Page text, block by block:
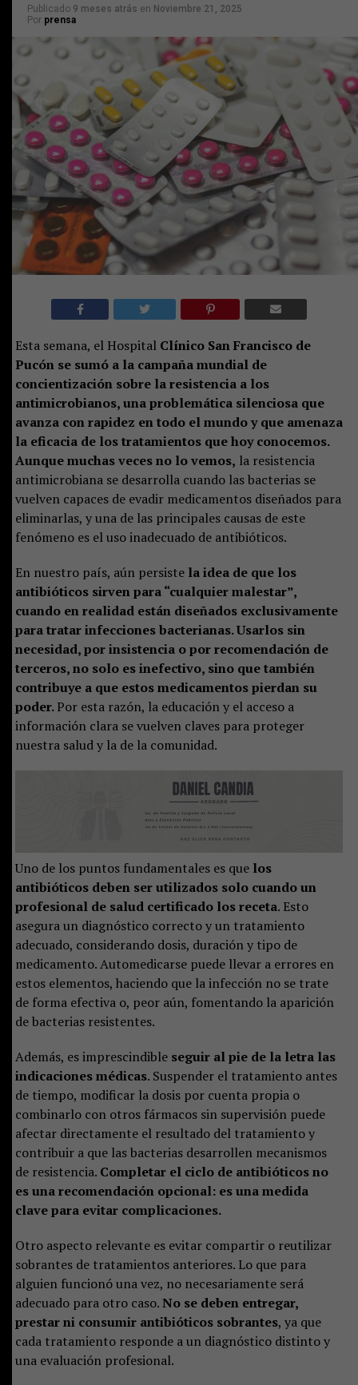
Publicado 9 meses atrás en Noviembre 21, 2025
Por prensa
Esta semana, el Hospital Clínico San Francisco de
Pucón se sumó a la campaña mundial de
concientización sobre la resistencia a los
antimicrobianos, una problemática silenciosa que
avanza con rapidez en todo el mundo y que amenaza
la eficacia de los tratamientos que hoy conocemos.
Aunque muchas veces no lo vemos, la resistencia
antimicrobiana se desarrolla cuando las bacterias se
vuelven capaces de evadir medicamentos diseñados para
eliminarlas, y una de las principales causas de este
fenómeno es el uso inadecuado de antibióticos.
En nuestro país, aún persiste la idea de que los
antibióticos sirven para “cualquier malestar”,
cuando en realidad están diseñados exclusivamente
para tratar infecciones bacterianas. Usarlos sin
necesidad, por insistencia o por recomendación de
terceros, no solo es inefectivo, sino que también
contribuye a que estos medicamentos pierdan su
poder.Por esta razón, la educación y el acceso a
información clara se vuelven claves para proteger
nuestra salud y la de la comunidad.
Uno de los puntos fundamentales es que los
antibióticos deben ser utilizados solo cuando un
profesional de salud certificado los receta. Esto
asegura un diagnóstico correcto y un tratamiento
adecuado, considerando dosis, duración y tipo de
medicamento. Automedicarse puede llevar a errores en
estos elementos, haciendo que la infección no se trate
de forma efectiva o, peor aún, fomentando la aparición
de bacterias resistentes.
Además, es imprescindible seguir al pie de la letra las
indicaciones médicas. Suspender el tratamiento antes
de tiempo, modificar la dosis por cuenta propia o
combinarlo con otros fármacos sin supervisión puede
afectar directamente el resultado del tratamiento y
contribuir a que las bacterias desarrollen mecanismos
de resistencia. Completar el ciclo de antibióticos no
es una recomendación opcional: es una medida
clave para evitar complicaciones.
Otro aspecto relevante es evitar compartir o reutilizar
sobrantes de tratamientos anteriores. Lo que para
alguien funcionó una vez, no necesariamente será
adecuado para otro caso.No se deben entregar,
prestar ni consumir antibióticos sobrantes, ya que
cada tratamiento responde a un diagnóstico distinto y
una evaluación profesional.